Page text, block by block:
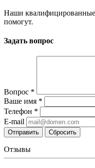
Наши квалифицированные
помогут.
Задать вопрос
Вопрос *
Ваше имя *
Телефон *
E-mail
Сбросить
Отзывы